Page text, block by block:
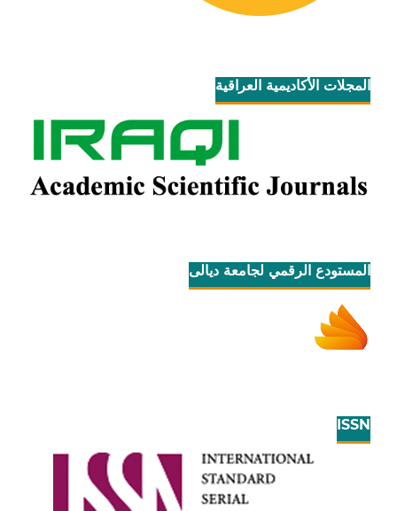
المجلات الأكاديمية العراقية
المستودع الرقمي لجامعة ديالى
ISSN